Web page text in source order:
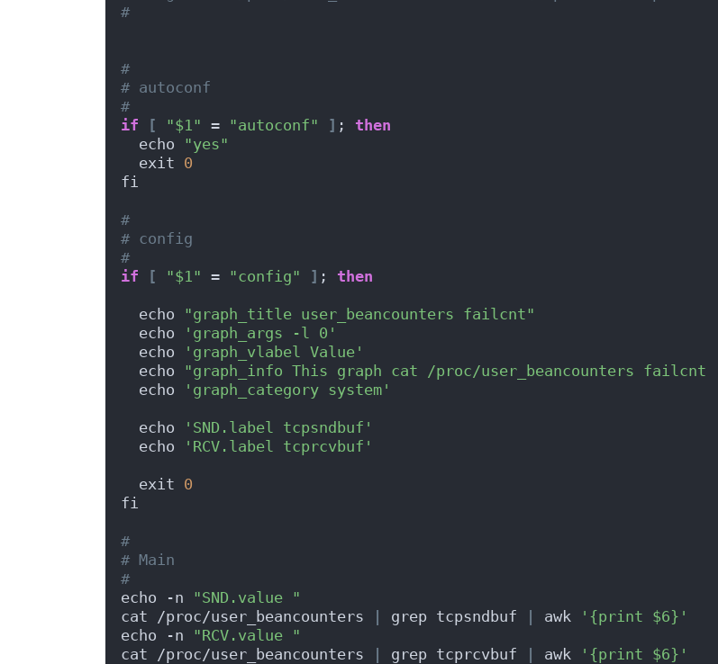
#
#
# autoconf
#
if
[ "$1" = "autoconf" ] ; then
  echo
"yes"
  exit
0
fi
#
# config
#
if
[ "$1" = "config" ] ; then
  echo
"graph_title user_beancounters failcnt"
  echo
'graph_args -l 0'
  echo
'graph_vlabel Value'
  echo
"graph_info This graph cat /proc/user_beancounters failcnt
  echo
'graph_category system'
  echo
'SND.label tcpsndbuf'
  echo
'RCV.label tcprcvbuf'
  exit
0
fi
#
# Main
#
echo -n "SND.value "
cat /proc/user_beancounters
| grep tcpsndbuf | awk
'{print $6}'
echo -n "RCV.value "
cat /proc/user_beancounters
| grep tcprcvbuf | awk '{print $6}'